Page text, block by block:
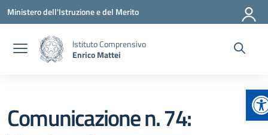
Vai ai contenuti
Vai al menu di navigazione
Vai al footer
Ministero dell'Istruzione e del Merito
Istituto Comprensivo
Enrico Mattei
Comunicazione n. 74: